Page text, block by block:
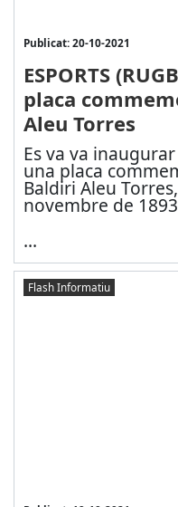
Publicat: 20-10-2021
ESPORTS
placa
Aleu Torres
Es va va
una placa
Baldiri Aleu
novembre de
...
Flash Informatiu